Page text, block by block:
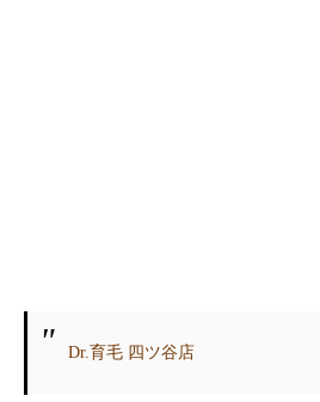
Dr.育毛 四ツ谷店